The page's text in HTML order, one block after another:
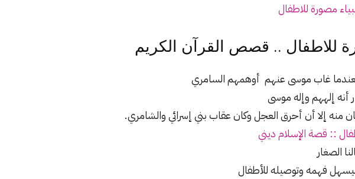
مصورة للاطفال
للاطفال .. قصص القرآن الكريم
غاب موسى عنهم أوهمهم السامري
إلههم وإله موسى
منه إلا أن أحرق العجل وكان عقاب بني إسرائي والشامري.
:: قصة الإسلام ديني
الصغار
فهمه وتوصيله للأطفال